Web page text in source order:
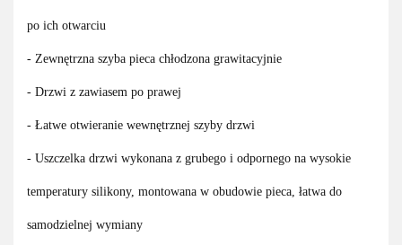
po ich otwarciu
- Zewnętrzna szyba pieca chłodzona grawitacyjnie
- Drzwi z zawiasem po prawej
- Łatwe otwieranie wewnętrznej szyby drzwi
- Uszczelka drzwi wykonana z grubego i odpornego na wysokie
temperatury silikony, montowana w obudowie pieca, łatwa do
samodzielnej wymiany